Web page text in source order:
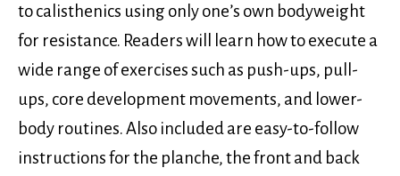
to calisthenics using only one’s own bodyweight
for resistance. Readers will learn how to execute a
wide range of exercises such as push-ups, pull-
ups, core development movements, and lower-
body routines. Also included are easy-to-follow
instructions for the planche, the front and back